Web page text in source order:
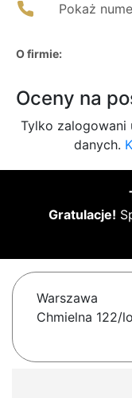
Pokaż
O firmie:
Oceny na
Tylko
danych.
Gratulacje!
Warszawa
Chmielna 122/